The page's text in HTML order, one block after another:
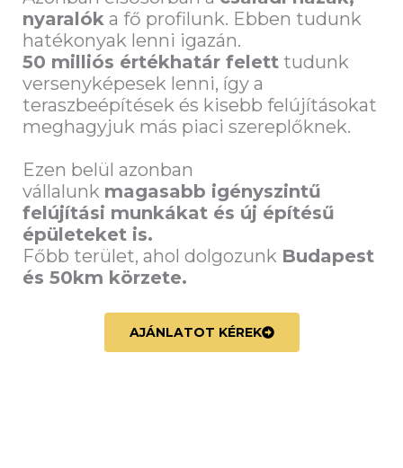
nyaralók a fő profilunk. Ebben tudunk
hatékonyak lenni igazán.
50 milliós értékhatár felett tudunk
versenyképesek lenni, így a
teraszbeépítések és kisebb felújításokat
meghagyjuk más piaci szereplőknek.
Ezen belül azonban
vállalunk magasabb igényszintű
felújítási munkákat és új építésű
épületeket is.
Főbb terület, ahol dolgozunk Budapest
és 50km körzete.
AJÁNLATOT KÉREK